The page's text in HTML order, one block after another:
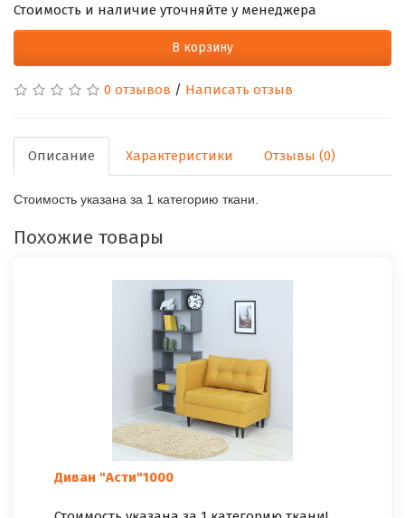
Стоимость и наличие уточняйте у менеджера
В корзину
0 отзывов / Написать отзыв
Описание Характеристики Отзывы (0)
Стоимость указана за 1 категорию ткани.
Похожие товары
Диван "Асти"1000